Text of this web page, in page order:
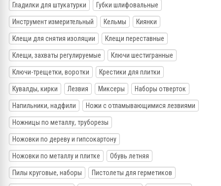
Гладилки для штукатурки Губки шлифовальные
Инструмент измерительный Кельмы Киянки
Клещи для снятия изоляции Клещи переставные
Клещи, захваты регулируемые Ключи шестигранные
Ключи-трещетки, воротки Крестики для плитки
Кувалды, кирки Лезвия Миксеры Наборы отверток
Напильники, надфили Ножи с отламывающимися лезвиями
Ножницы по металлу, труборезы
Ножовки по дереву и гипсокартону
Ножовки по металлу и плитке Обувь летняя
Пилы круговые, наборы Пистолеты для герметиков